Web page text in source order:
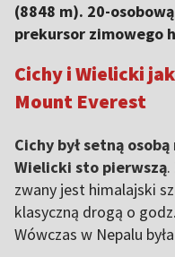
(8848 m). 20-
prekursor zimowego
Cichy i Wielicki
Mount Everest
Cichy był setną
Wielicki sto pierwszą
zwany jest himalajski
klasyczną drogą o
Wówczas w Nepalu